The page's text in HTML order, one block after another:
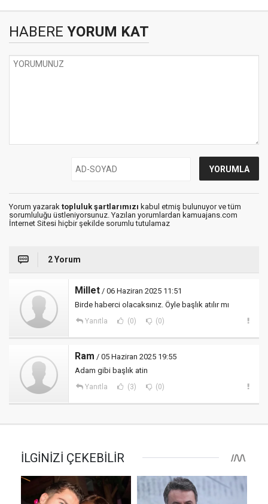
HABERE YORUM KAT
Yorum yazarak topluluk şartlarımızı kabul etmiş bulunuyor ve tüm
sorumluluğu üstleniyorsunuz. Yazılan yorumlardan kamuajans.com
İnternet Sitesi hiçbir şekilde sorumlu tutulamaz
2 Yorum
Millet / 06 Haziran 2025 11:51
Birde haberci olacaksınız. Öyle başlık atılır mı
Yanıtla (0) (0)
Ram / 05 Haziran 2025 19:55
Adam gibi başlık atin
Yanıtla (3) (0)